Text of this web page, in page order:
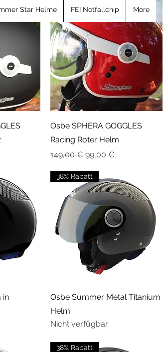
Schnellansicht
Osbe SPHERA GOGGLES
Racing Roter Helm
Standardpreis
149,00 € Sale-Preis
99,00 €
in
Schnellansicht
38% Rabatt
Osbe Summer Metal Titanium
Helm
Nicht verfügbar
38% Rabatt
Star Helme FEI Notfallchip More